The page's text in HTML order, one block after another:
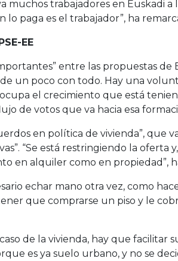
trabajadores en Euskadi a
paga es el trabajador”, ha
EE
entre las propuestas de
un poco con todo. Hay una
el crecimiento que está
de votos que va hacia esa
en política de vivienda”, que
“Se está restringiendo la
en alquiler como en propiedad”,
echar mano otra vez, como
que comprarse un piso y le
de la vivienda, hay que
es ya suelo urbano, y no se